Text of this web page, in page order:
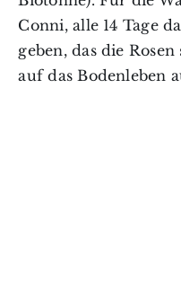
Conni, alle 14 Tage
geben, das die
auf das Bodenleben